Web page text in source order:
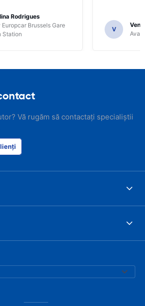
Rodrigues
Europcar Brussels Gare
Station
V
Vă rugăm să contactați specialiștii